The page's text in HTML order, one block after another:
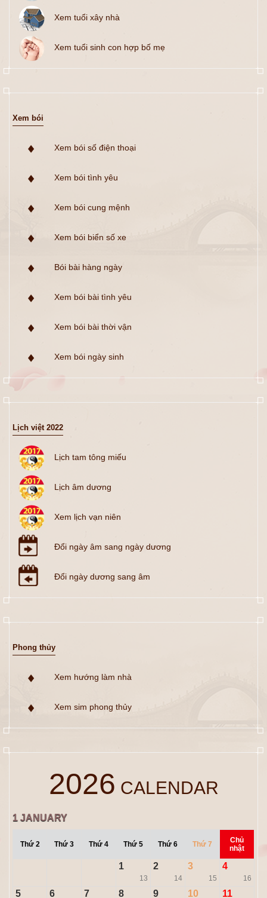
Xem tuổi xây nhà
Xem tuổi sinh con hợp bố mẹ
Xem bói
Xem bói số điện thoại
Xem bói tình yêu
Xem bói cung mệnh
Xem bói biển số xe
Bói bài hàng ngày
Xem bói bài tình yêu
Xem bói bài thời vận
Xem bói ngày sinh
Lịch việt 2022
Lịch tam tông miếu
Lịch âm dương
Xem lịch vạn niên
Đổi ngày âm sang ngày dương
Đổi ngày dương sang âm
Phong thủy
Xem hướng làm nhà
Xem sim phong thủy
2026 CALENDAR
1 JANUARY
Thứ 2 Thứ 3 Thứ 4 Thứ 5 Thứ 6 Thứ 7
Chủ
nhật
1
13
2
14
3
15
4
16
5 6 7 8 9 10 11